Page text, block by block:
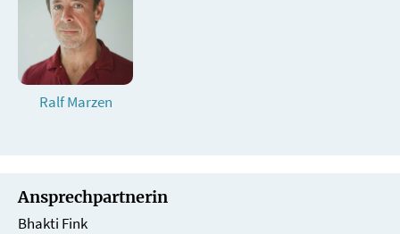
Ralf Marzen
Ansprechpartnerin
Bhakti Fink